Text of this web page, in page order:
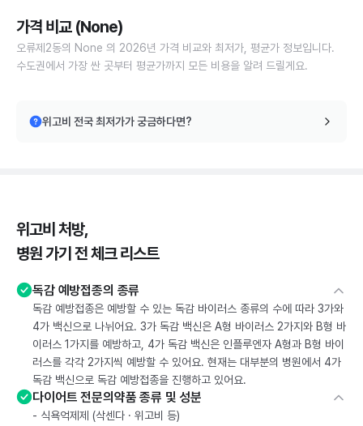
가격 비교 (None)
오류제2동의 None 의 2026년 가격 비교와 최저가, 평균가 정보입니다.
수도권에서 가장 싼 곳부터 평균가까지 모든 비용을 알려 드릴게요.
위고비 전국 최저가가 궁금하다면?
위고비 처방,
병원 가기 전 체크 리스트
독감 예방접종의 종류
독감 예방접종은 예방할 수 있는 독감 바이러스 종류의 수에 따라 3가와
4가 백신으로 나뉘어요. 3가 독감 백신은 A형 바이러스 2가지와 B형 바
이러스 1가지를 예방하고, 4가 독감 백신은 인플루엔자 A형과 B형 바이
러스를 각각 2가지씩 예방할 수 있어요. 현재는 대부분의 병원에서 4가
독감 백신으로 독감 예방접종을 진행하고 있어요.
다이어트 전문의약품 종류 및 성분
- 식욕억제제 (삭센다 · 위고비 등)